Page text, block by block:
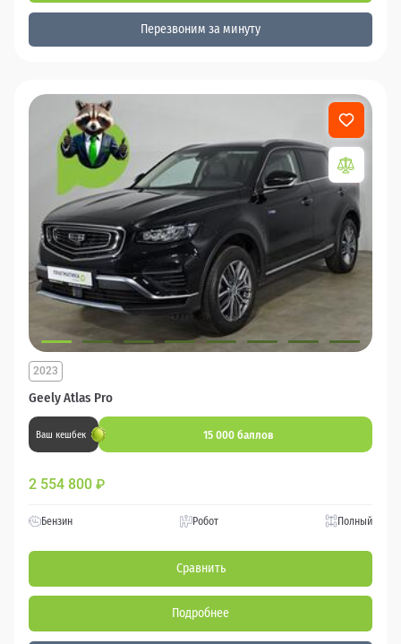
Перезвоним за минуту
Geely Atlas Pro
2023
Ваш кешбек 15 000 баллов
2 554 800 ₽
Бензин Робот Полный
Сравнить
Подробнее